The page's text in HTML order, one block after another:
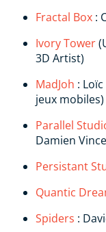
Fractal Box :
Ivory Tower
3D Artist)
MadJoh :
jeux mobiles)
Parallel
Damien
Persistant
Quantic
Spiders :